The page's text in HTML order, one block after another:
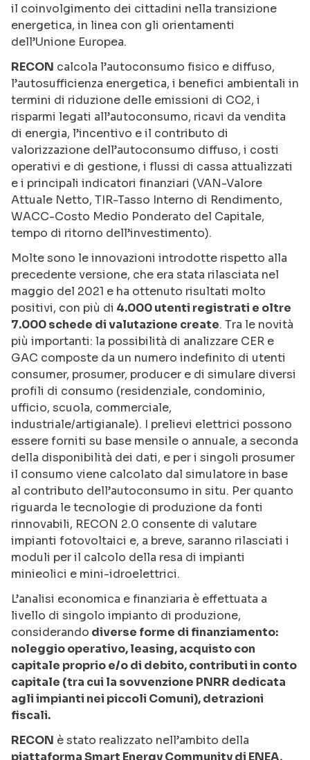
il coinvolgimento dei cittadini nella transizione
energetica, in linea con gli orientamenti
dell’Unione Europea.
RECON calcola l’autoconsumo fisico e diffuso,
l’autosufficienza energetica, i benefici ambientali in
termini di riduzione delle emissioni di CO2, i
risparmi legati all’autoconsumo, ricavi da vendita
di energia, l’incentivo e il contributo di
valorizzazione dell’autoconsumo diffuso, i costi
operativi e di gestione, i flussi di cassa attualizzati
e i principali indicatori finanziari (VAN-Valore
Attuale Netto, TIR-Tasso Interno di Rendimento,
WACC-Costo Medio Ponderato del Capitale,
tempo di ritorno dell’investimento).
Molte sono le innovazioni introdotte rispetto alla
precedente versione, che era stata rilasciata nel
maggio del 2021 e ha ottenuto risultati molto
positivi, con più di 4.000 utenti registrati e oltre
7.000 schede di valutazione create. Tra le novità
più importanti: la possibilità di analizzare CER e
GAC composte da un numero indefinito di utenti
consumer, prosumer, producer e di simulare diversi
profili di consumo (residenziale, condominio,
ufficio, scuola, commerciale,
industriale/artigianale). I prelievi elettrici possono
essere forniti su base mensile o annuale, a seconda
della disponibilità dei dati, e per i singoli prosumer
il consumo viene calcolato dal simulatore in base
al contributo dell’autoconsumo in situ. Per quanto
riguarda le tecnologie di produzione da fonti
rinnovabili, RECON 2.0 consente di valutare
impianti fotovoltaici e, a breve, saranno rilasciati i
moduli per il calcolo della resa di impianti
minieolici e mini-idroelettrici.
L’analisi economica e finanziaria è effettuata a
livello di singolo impianto di produzione,
considerando diverse forme di finanziamento:
noleggio operativo, leasing, acquisto con
capitale proprio e/o di debito, contributi in conto
capitale (tra cui la sovvenzione PNRR dedicata
agli impianti nei piccoli Comuni), detrazioni
fiscali.
RECON è stato realizzato nell’ambito della
piattaforma Smart Energy Community di ENEA,